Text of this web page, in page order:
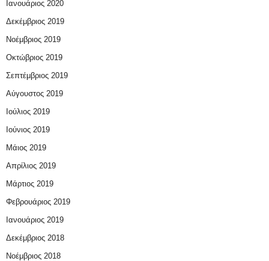
Ιανουάριος 2020
Δεκέμβριος 2019
Νοέμβριος 2019
Οκτώβριος 2019
Σεπτέμβριος 2019
Αύγουστος 2019
Ιούλιος 2019
Ιούνιος 2019
Μάιος 2019
Απρίλιος 2019
Μάρτιος 2019
Φεβρουάριος 2019
Ιανουάριος 2019
Δεκέμβριος 2018
Νοέμβριος 2018